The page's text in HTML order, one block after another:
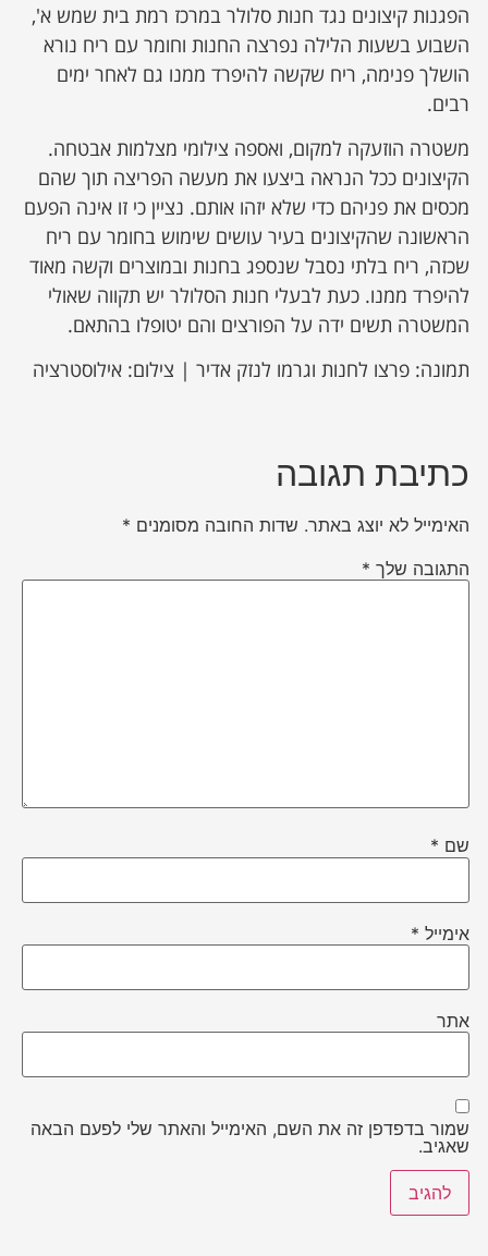
הפגנות קיצונים נגד חנות סלולר במרכז רמת בית שמש א',
השבוע בשעות הלילה נפרצה החנות וחומר עם ריח נורא
הושלך פנימה, ריח שקשה להיפרד ממנו גם לאחר ימים
רבים.
משטרה הוזעקה למקום, ואספה צילומי מצלמות אבטחה.
הקיצונים ככל הנראה ביצעו את מעשה הפריצה תוך שהם
מכסים את פניהם כדי שלא יזהו אותם. נציין כי זו אינה הפעם
הראשונה שהקיצונים בעיר עושים שימוש בחומר עם ריח
שכזה, ריח בלתי נסבל שנספג בחנות ובמוצרים וקשה מאוד
להיפרד ממנו. כעת לבעלי חנות הסלולר יש תקווה שאולי
המשטרה תשים ידה על הפורצים והם יטופלו בהתאם.
תמונה: פרצו לחנות וגרמו לנזק אדיר | צילום: אילוסטרציה
כתיבת תגובה
האימייל לא יוצג באתר. שדות החובה מסומנים *
התגובה שלך *
שם *
אימייל *
אתר
שמור בדפדפן זה את השם, האימייל והאתר שלי לפעם הבאה
שאגיב.